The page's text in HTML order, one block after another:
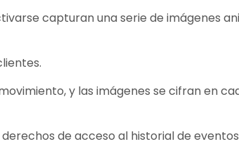
capturan una serie de imágenes
y las imágenes se cifran en
de acceso al historial de